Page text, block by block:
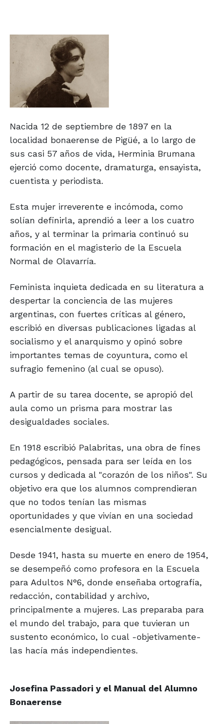
Nacida 12 de septiembre de 1897 en la
localidad bonaerense de Pigüé, a lo largo de
sus casi 57 años de vida, Herminia Brumana
ejerció como docente, dramaturga, ensayista,
cuentista y periodista.
Esta mujer irreverente e incómoda, como
solían definirla, aprendió a leer a los cuatro
años, y al terminar la primaria continuó su
formación en el magisterio de la Escuela
Normal de Olavarría.
Feminista inquieta dedicada en su literatura a
despertar la conciencia de las mujeres
argentinas, con fuertes críticas al género,
escribió en diversas publicaciones ligadas al
socialismo y el anarquismo y opinó sobre
importantes temas de coyuntura, como el
sufragio femenino (al cual se opuso).
A partir de su tarea docente, se apropió del
aula como un prisma para mostrar las
desigualdades sociales.
En 1918 escribió Palabritas, una obra de fines
pedagógicos, pensada para ser leída en los
cursos y dedicada al "corazón de los niños". Su
objetivo era que los alumnos comprendieran
que no todos tenían las mismas
oportunidades y que vivían en una sociedad
esencialmente desigual.
Desde 1941, hasta su muerte en enero de 1954,
se desempeñó como profesora en la Escuela
para Adultos N°6, donde enseñaba ortografía,
redacción, contabilidad y archivo,
principalmente a mujeres. Las preparaba para
el mundo del trabajo, para que tuvieran un
sustento económico, lo cual -objetivamente-
las hacía más independientes.
Josefina Passadori y el Manual del Alumno
Bonaerense